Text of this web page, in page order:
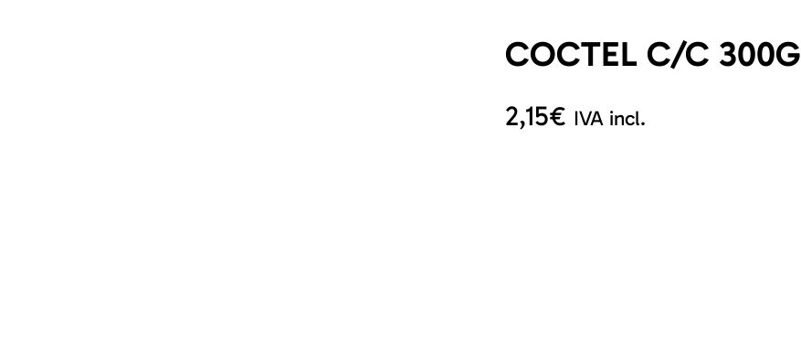
COCTEL C/C 300G
2,15€ IVA incl.